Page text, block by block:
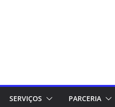
SERVIÇOS PARCERIA